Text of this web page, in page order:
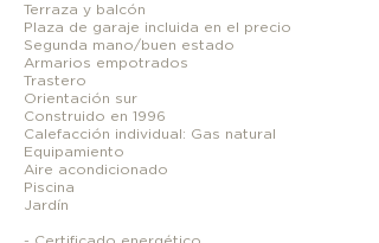
Terraza y balcón
Plaza de garaje incluida en el precio
Segunda mano/buen estado
Armarios empotrados
Trastero
Orientación sur
Construido en 1996
Calefacción individual: Gas natural
Equipamiento
Aire acondicionado
Piscina
Jardín